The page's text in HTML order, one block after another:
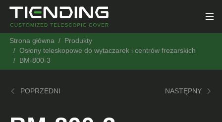
Strona główna
Produkty
Osłony teleskopowe do wytaczarek i centrów frezarskich
BM-800-3
POPRZEDNI NASTĘPNY